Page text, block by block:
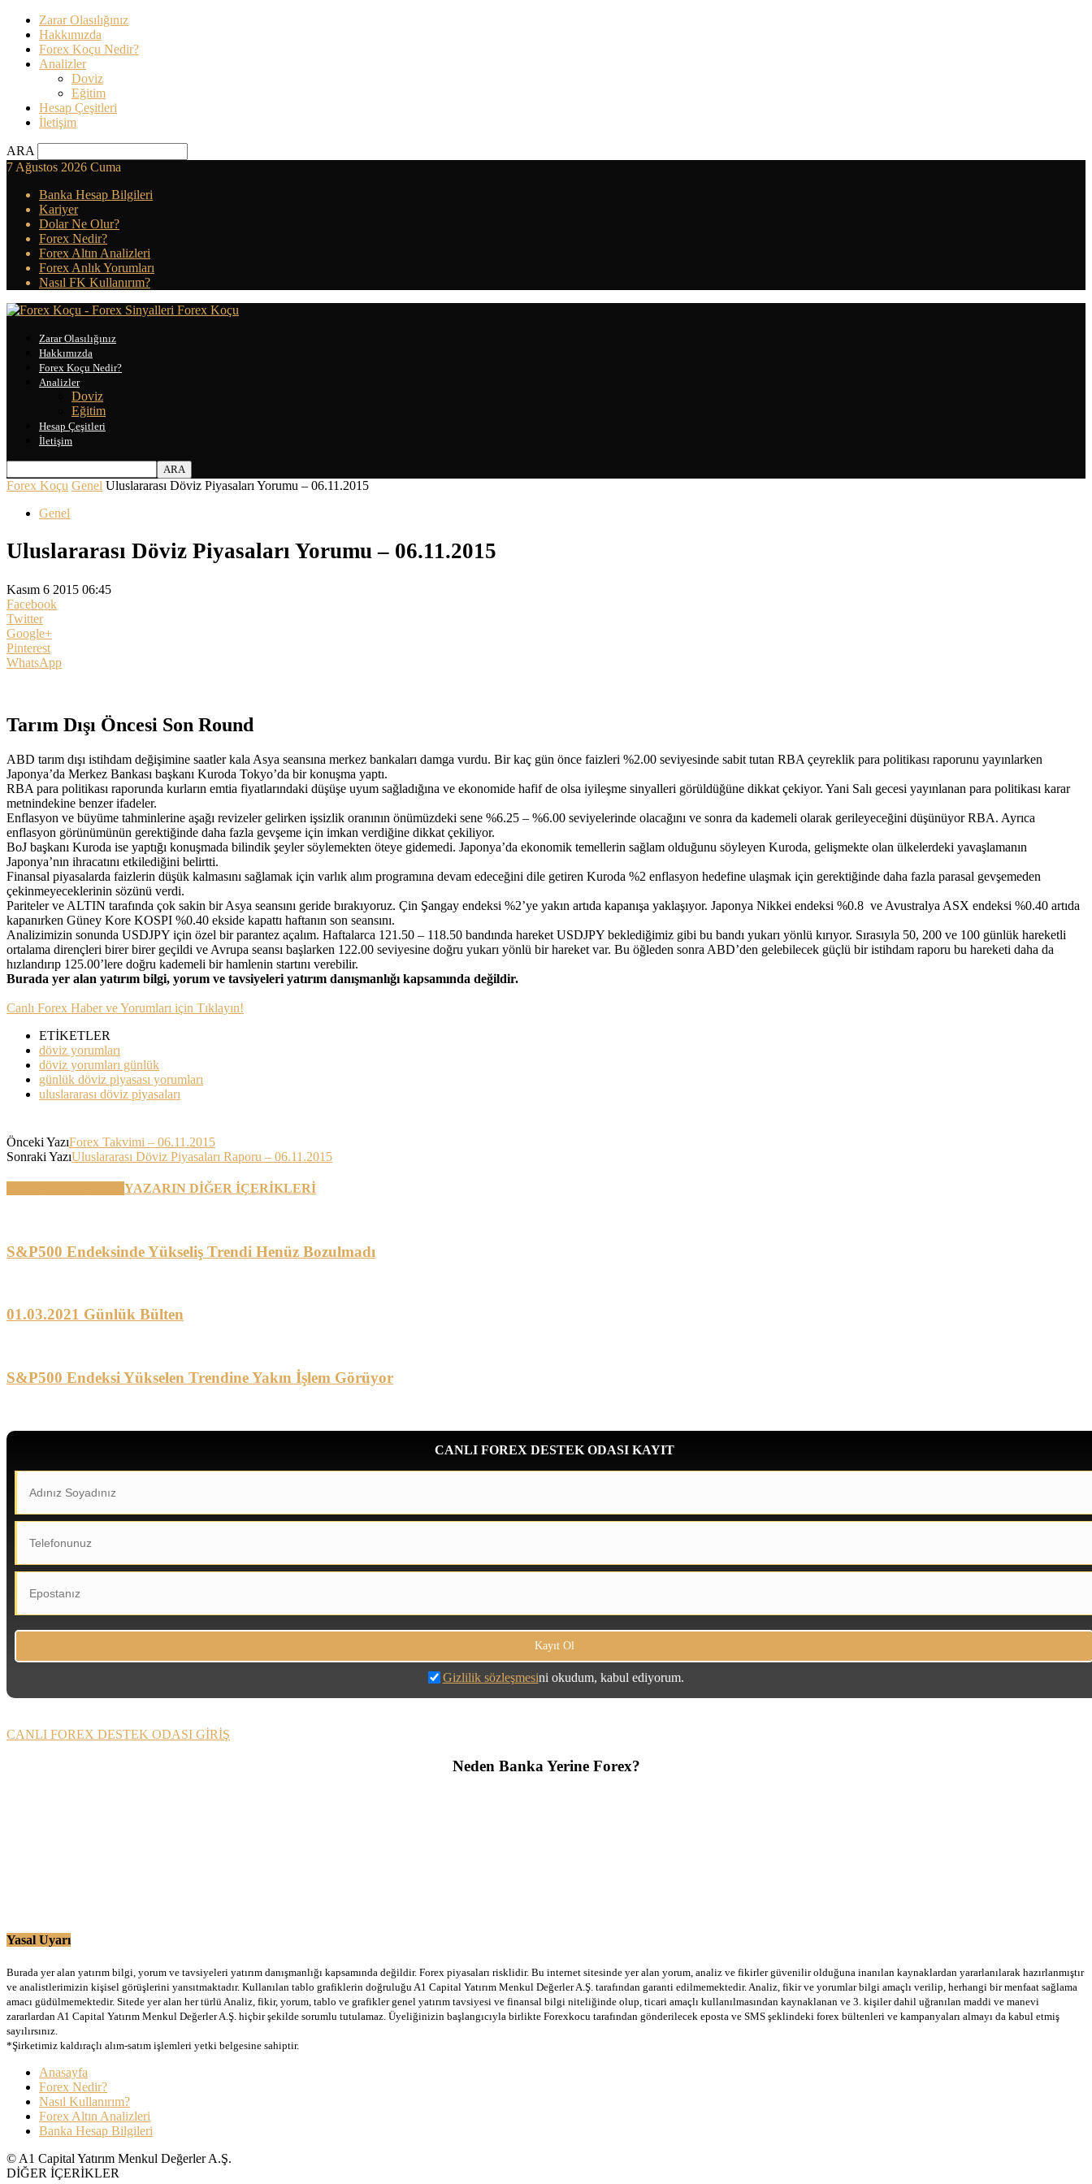
Zarar Olasılığınız
Hakkımızda
Forex Koçu Nedir?
Analizler
Doviz
Eğitim
Hesap Çeşitleri
İletişim
ARA
7 Ağustos 2026 Cuma
Banka Hesap Bilgileri
Kariyer
Dolar Ne Olur?
Forex Nedir?
Forex Altın Analizleri
Forex Anlık Yorumları
Nasıl FK Kullanırım?
Forex Koçu
Zarar Olasılığınız
Hakkımızda
Forex Koçu Nedir?
Analizler
Doviz
Eğitim
Hesap Çeşitleri
İletişim
Forex Koçu Genel Uluslararası Döviz Piyasaları Yorumu – 06.11.2015
Genel
Uluslararası Döviz Piyasaları Yorumu – 06.11.2015
Kasım 6 2015 06:45
Facebook
Twitter
Google+
Pinterest
WhatsApp
Tarım Dışı Öncesi Son Round
ABD tarım dışı istihdam değişimine saatler kala Asya seansına merkez bankaları damga vurdu. Bir kaç gün önce faizleri %2.00 seviyesinde sabit tutan RBA çeyreklik para politikası raporunu yayınlarken
Japonya’da Merkez Bankası başkanı Kuroda Tokyo’da bir konuşma yaptı.
RBA para politikası raporunda kurların emtia fiyatlarındaki düşüşe uyum sağladığına ve ekonomide hafif de olsa iyileşme sinyalleri görüldüğüne dikkat çekiyor. Yani Salı gecesi yayınlanan para politikası karar
metnindekine benzer ifadeler.
Enflasyon ve büyüme tahminlerine aşağı revizeler gelirken işsizlik oranının önümüzdeki sene %6.25 – %6.00 seviyelerinde olacağını ve sonra da kademeli olarak gerileyeceğini düşünüyor RBA. Ayrıca
enflasyon görünümünün gerektiğinde daha fazla gevşeme için imkan verdiğine dikkat çekiliyor.
BoJ başkanı Kuroda ise yaptığı konuşmada bilindik şeyler söylemekten öteye gidemedi. Japonya’da ekonomik temellerin sağlam olduğunu söyleyen Kuroda, gelişmekte olan ülkelerdeki yavaşlamanın
Japonya’nın ihracatını etkilediğini belirtti.
Finansal piyasalarda faizlerin düşük kalmasını sağlamak için varlık alım programına devam edeceğini dile getiren Kuroda %2 enflasyon hedefine ulaşmak için gerektiğinde daha fazla parasal gevşemeden
çekinmeyeceklerinin sözünü verdi.
Pariteler ve ALTIN tarafında çok sakin bir Asya seansını geride bırakıyoruz. Çin Şangay endeksi %2’ye yakın artıda kapanışa yaklaşıyor. Japonya Nikkei endeksi %0.8 ve Avustralya ASX endeksi %0.40 artıda
kapanırken Güney Kore KOSPI %0.40 ekside kapattı haftanın son seansını.
Analizimizin sonunda USDJPY için özel bir parantez açalım. Haftalarca 121.50 – 118.50 bandında hareket USDJPY beklediğimiz gibi bu bandı yukarı yönlü kırıyor. Sırasıyla 50, 200 ve 100 günlük hareketli
ortalama dirençleri birer birer geçildi ve Avrupa seansı başlarken 122.00 seviyesine doğru yukarı yönlü bir hareket var. Bu öğleden sonra ABD’den gelebilecek güçlü bir istihdam raporu bu hareketi daha da
hızlandırıp 125.00’lere doğru kademeli bir hamlenin startını verebilir.
Burada yer alan yatırım bilgi, yorum ve tavsiyeleri yatırım danışmanlığı kapsamında değildir.
Canlı Forex Haber ve Yorumları için Tıklayın!
ETİKETLER
döviz yorumları
döviz yorumları günlük
günlük döviz piyasası yorumları
uluslararası döviz piyasaları
Önceki YazıForex Takvimi – 06.11.2015
Sonraki YazıUluslararası Döviz Piyasaları Raporu – 06.11.2015
YAZARIN DİĞER İÇERİKLERİ
S&P500 Endeksinde Yükseliş Trendi Henüz Bozulmadı
01.03.2021 Günlük Bülten
S&P500 Endeksi Yükselen Trendine Yakın İşlem Görüyor
CANLI FOREX DESTEK ODASI KAYIT
Gizlilik sözleşmesini okudum, kabul ediyorum.
CANLI FOREX DESTEK ODASI GİRİŞ
Neden Banka Yerine Forex?
Yasal Uyarı
Burada yer alan yatırım bilgi, yorum ve tavsiyeleri yatırım danışmanlığı kapsamında değildir. Forex piyasaları risklidir. Bu internet sitesinde yer alan yorum, analiz ve fikirler güvenilir olduğuna inanılan kaynaklardan yararlanılarak hazırlanmıştır
ve analistlerimizin kişisel görüşlerini yansıtmaktadır. Kullanılan tablo grafiklerin doğruluğu A1 Capital Yatırım Menkul Değerler A.Ş. tarafından garanti edilmemektedir. Analiz, fikir ve yorumlar bilgi amaçlı verilip, herhangi bir menfaat sağlama
amacı güdülmemektedir. Sitede yer alan her türlü Analiz, fikir, yorum, tablo ve grafikler genel yatırım tavsiyesi ve finansal bilgi niteliğinde olup, ticari amaçlı kullanılmasından kaynaklanan ve 3. kişiler dahil uğranılan maddi ve manevi
zararlardan A1 Capital Yatırım Menkul Değerler A.Ş. hiçbir şekilde sorumlu tutulamaz. Üyeliğinizin başlangıcıyla birlikte Forexkocu tarafından gönderilecek eposta ve SMS şeklindeki forex bültenleri ve kampanyaları almayı da kabul etmiş
sayılırsınız.
*Şirketimiz kaldıraçlı alım-satım işlemleri yetki belgesine sahiptir.
Anasayfa
Forex Nedir?
Nasıl Kullanırım?
Forex Altın Analizleri
Banka Hesap Bilgileri
© A1 Capital Yatırım Menkul Değerler A.Ş.
DİĞER İÇERİKLER